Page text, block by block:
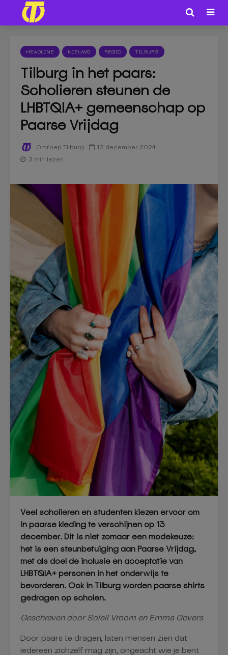
HEADLINE NIEUWS REGIO TILBURG
Tilburg in het paars:
Scholieren steunen de
LHBTQIA+ gemeenschap op
Paarse Vrijdag
Omroep Tilburg 13 december 2024
3 min. lezen
Veel scholieren en studenten kiezen ervoor om
in paarse kleding te verschijnen op 13
december. Dit is niet zomaar een modekeuze:
het is een steunbetuiging aan Paarse Vrijdag,
met als doel de inclusie en acceptatie van
LHBTQIA+ personen in het onderwijs te
bevorderen. Ook in Tilburg worden paarse shirts
gedragen op scholen.
Geschreven door Soleil Vroom en Emma Govers
Door paars te dragen, laten mensen zien dat
iedereen zichzelf mag zijn, ongeacht wie je bent